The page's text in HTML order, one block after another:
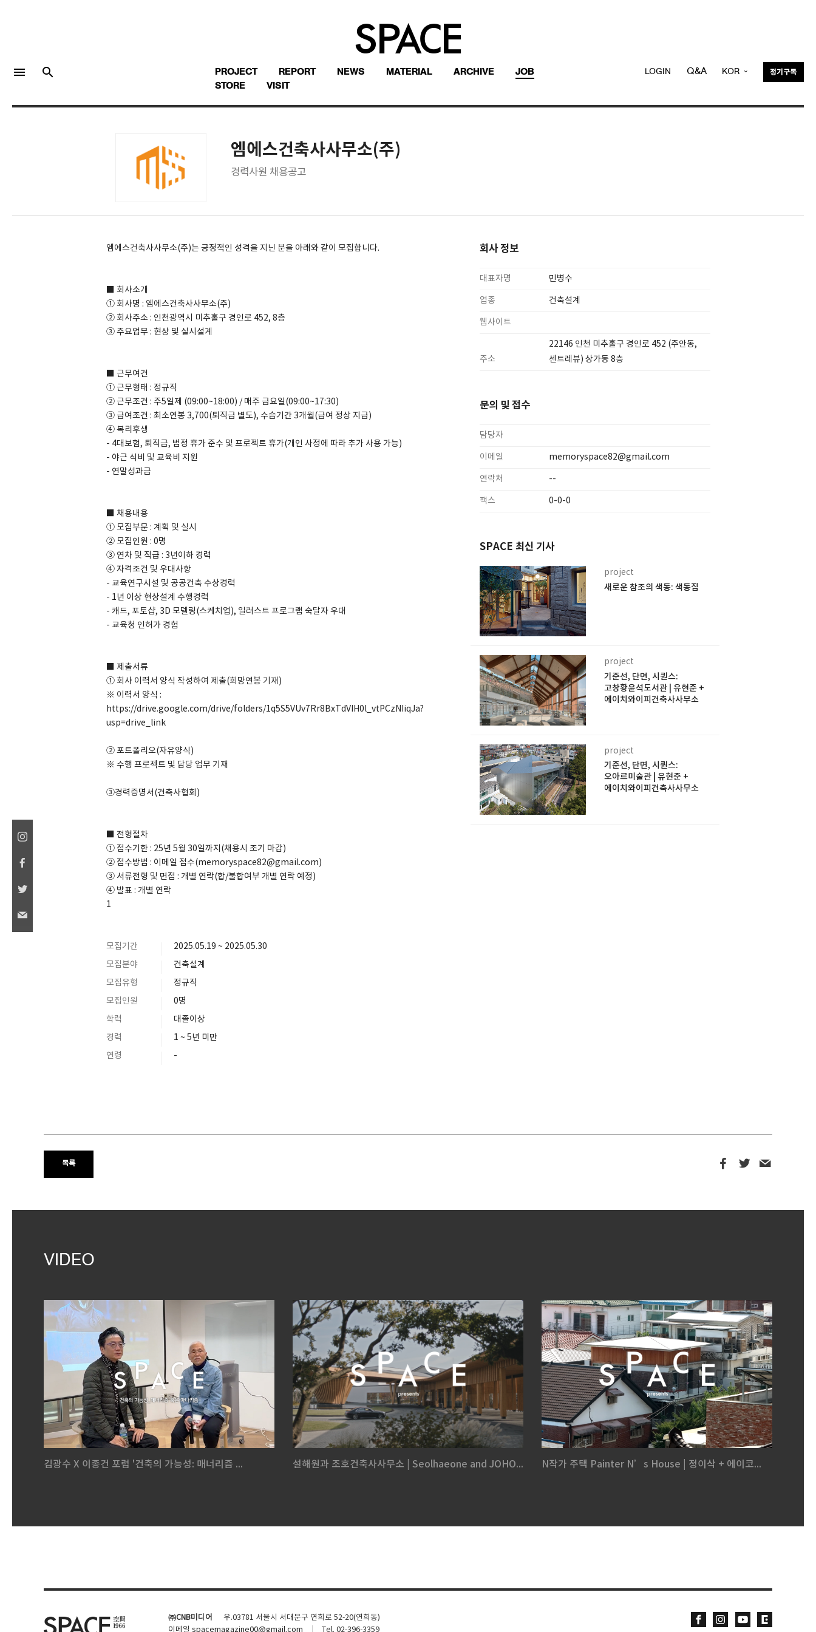
회원가입
menu search PROJECT REPORT NEWS MATERIAL ARCHIVE
JOB
STORE
VISIT
LOGIN Q&A KOR 정기구독
엠에스건축사사무소(주)
경력사원 채용공고
엠에스건축사사무소(주)는 긍정적인 성격을 지닌 분을 아래와 같이 모집합니다.
■ 회사소개
① 회사명 : 엠에스건축사사무소(주)
② 회사주소 : 인천광역시 미추홀구 경인로 452, 8층
③ 주요업무 : 현상 및 실시설계
■ 근무여건
① 근무형태 : 정규직
② 근무조건 : 주5일제 (09:00~18:00) / 매주 금요일(09:00~17:30)
③ 급여조건 : 최소연봉 3,700(퇴직금 별도), 수습기간 3개월(급여 정상 지급)
④ 복리후생
- 4대보험, 퇴직금, 법정 휴가 준수 및 프로젝트 휴가(개인 사정에 따라 추가 사용 가능)
- 야근 식비 및 교육비 지원
- 연말성과금
■ 채용내용
① 모집부문 : 계획 및 실시
② 모집인원 : 0명
③ 연차 및 직급 : 3년이하 경력
④ 자격조건 및 우대사항
- 교육연구시설 및 공공건축 수상경력
- 1년 이상 현상설계 수행경력
- 캐드, 포토샵, 3D 모델링(스케치업), 일러스트 프로그램 숙달자 우대
- 교육청 인허가 경험
■ 제출서류
① 회사 이력서 양식 작성하여 제출(희망연봉 기재)
※ 이력서 양식 :
https://drive.google.com/drive/folders/1q5S5VUv7Rr8BxTdVIH0l_vtPCzNIiqJa?
usp=drive_link
② 포트폴리오(자유양식)
※ 수행 프로젝트 및 담당 업무 기재
③경력증명서(건축사협회)
■ 전형절차
① 접수기한 : 25년 5월 30일까지(채용시 조기 마감)
② 접수방법 : 이메일 접수(memoryspace82@gmail.com)
③ 서류전형 및 면접 : 개별 연락(합/불합여부 개별 연락 예정)
④ 발표 : 개별 연락
1
모집기간
2025.05.19 ~ 2025.05.30
모집분야
건축설계
모집유형
정규직
모집인원
0명
학력
대졸이상
경력
1 ~ 5년 미만
연령
-
회사 정보
대표자명 민병수
업종 건축설계
웹사이트
주소
22146 인천 미추홀구 경인로 452 (주안동,
센트레뷰) 상가동 8층
문의 및 접수
담당자
이메일 memoryspace82@gmail.com
연락처 --
팩스 0-0-0
SPACE 최신 기사
project
새로운 참조의 색동: 색동집
project
기준선, 단면, 시퀀스:
고창황윤석도서관 | 유현준 +
에이치와이피건축사사무소
project
기준선, 단면, 시퀀스:
오아르미술관 | 유현준 +
에이치와이피건축사사무소
목록
VIDEO
김광수 X 이종건 포럼 '건축의 가능성: 매너리즘 ... 설해원과 조호건축사사무소 | Seolhaeone and JOHO... N작가 주택 Painter N’s House | 정이삭 + 에이코...
㈜CNB미디어
우.03781 서울시 서대문구 연희로 52-20(연희동)
이메일 spacemagazine00@gmail.com Tel. 02-396-3359